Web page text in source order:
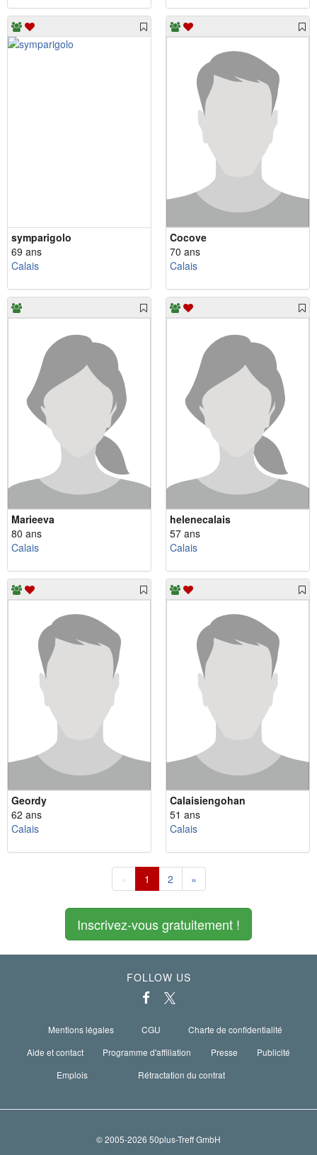
symparigolo
69 ans
Calais
Cocove
70 ans
Calais
Marieeva
80 ans
Calais
helenecalais
57 ans
Calais
Geordy
62 ans
Calais
Calaisiengohan
51 ans
Calais
« 1 2 »
Inscrivez-vous gratuitement !
FOLLOW US
Mentions légales CGU
Charte de confidentialité
Aide et contact
Programme d'affiliation Presse
Publicité
Emplois
Rétractation du contrat
© 2005-2026 50plus-Treff GmbH